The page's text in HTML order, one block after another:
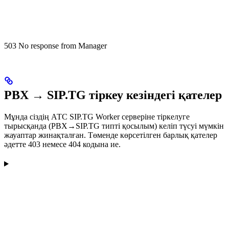
503 No response from Manager
PBX → SIP.TG тіркеу кезіндегі қателер
Мұнда сіздің АТС SIP.TG Worker серверіне тіркелуге
тырысқанда (PBX→SIP.TG типті қосылым) келіп түсуі мүмкін
жауаптар жинақталған. Төменде көрсетілген барлық қателер
әдетте 403 немесе 404 кодына ие.